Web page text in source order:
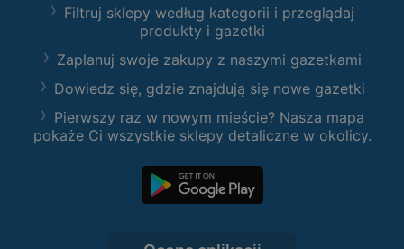
Filtruj sklepy według kategorii i przeglądaj
produkty i gazetki
Zaplanuj swoje zakupy z naszymi gazetkami
Dowiedz się, gdzie znajdują się nowe gazetki
Pierwszy raz w nowym mieście? Nasza mapa
pokaże Ci wszystkie sklepy detaliczne w okolicy.